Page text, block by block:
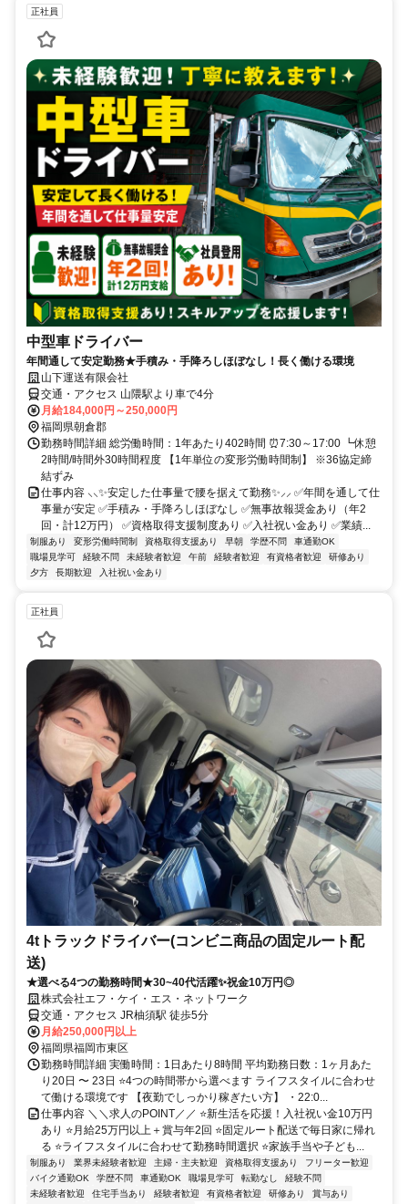
正社員
中型車ドライバー
年間通して安定勤務★手積み・手降ろしほぼなし！長く働ける環境
山下運送有限会社
交通・アクセス 山隈駅より車で4分
月給184,000円～250,000円
福岡県朝倉郡
勤務時間詳細 総労働時間：1年あたり402時間 ⏰7:30～17:00 ┗休憩
2時間/時間外30時間程度 【1年単位の変形労働時間制】 ※36協定締
結ずみ
仕事内容 ⸜⸜✨安定した仕事量で腰を据えて勤務✨⸝⸝ ✅年間を通して仕
事量が安定 ✅手積み・手降ろしほぼなし ✅無事故報奨金あり（年2
回・計12万円） ✅資格取得支援制度あり ✅入社祝い金あり ✅業績...
制服あり 変形労働時間制 資格取得支援あり 早朝 学歴不問
車通勤OK
職場見学可
経験不問 未経験者歓迎 午前 経験者歓迎 有資格者歓迎
研修あり
夕方
長期歓迎 入社祝い金あり
正社員
4tトラックドライバー(コンビニ商品の固定ルート配
送)
★選べる4つの勤務時間★30~40代活躍✨祝金10万円◎
株式会社エフ・ケイ・エス・ネットワーク
交通・アクセス JR柚須駅 徒歩5分
月給250,000円以上
福岡県福岡市東区
勤務時間詳細 実働時間：1日あたり8時間 平均勤務日数：1ヶ月あた
り20日 〜 23日 ⭐4つの時間帯から選べます ライフスタイルに合わせ
て働ける環境です 【夜勤でしっかり稼ぎたい方】 ・22:0...
仕事内容 ＼＼求人のPOINT／／ ⭐新生活を応援！入社祝い金10万円
あり ⭐月給25万円以上＋賞与年2回 ⭐固定ルート配送で毎日家に帰れ
る ⭐ライフスタイルに合わせて勤務時間選択 ⭐家族手当や子ども...
制服あり 業界未経験者歓迎 主婦・主夫歓迎 資格取得支援あり
フリーター歓迎
バイク通勤OK
学歴不問 車通勤OK 職場見学可 転勤なし
経験不問
未経験者歓迎
住宅手当あり 経験者歓迎 有資格者歓迎 研修あり 賞与あり